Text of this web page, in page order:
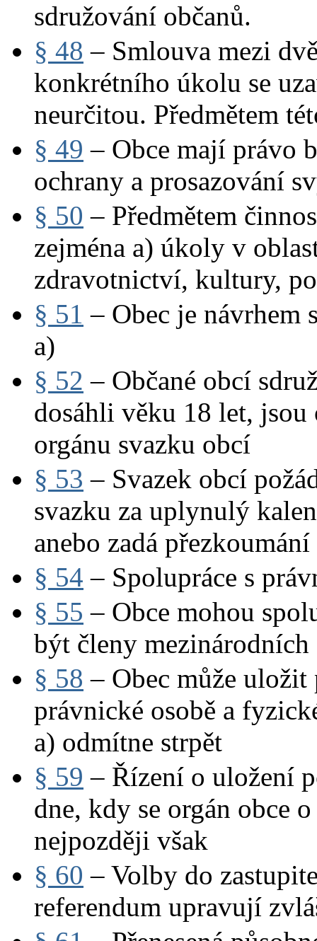
sdružování občanů.
§ 48 – Smlouva mezi
konkrétního úkolu se
neurčitou. Předmětem
§ 49 – Obce mají právo
ochrany a prosazování
§ 50 – Předmětem
zejména a) úkoly v
zdravotnictví, kultury,
§ 51 – Obec je návrhem
a)
§ 52 – Občané obcí
dosáhli věku 18 let, jsou
orgánu svazku obcí
§ 53 – Svazek obcí
svazku za uplynulý
anebo zadá přezkoumání
§ 54 – Spolupráce s
§ 55 – Obce mohou
být členy
§ 58 – Obec může
právnické osobě a
a) odmítne strpět
§ 59 – Řízení o uložení
dne, kdy se orgán obce
nejpozději však
§ 60 – Volby do
referendum upravují